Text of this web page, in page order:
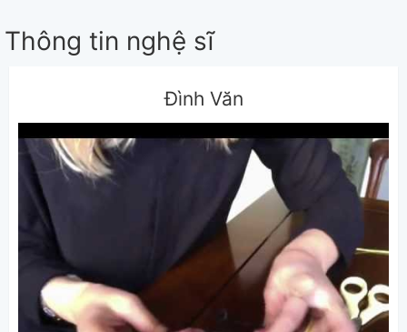
Thông tin nghệ sĩ
Đình Văn